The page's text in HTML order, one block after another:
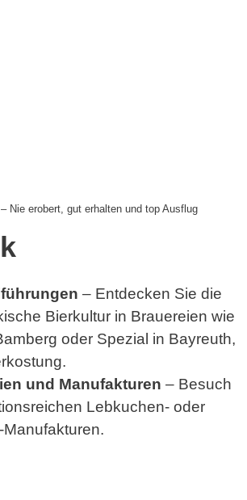
Nie erobert, gut erhalten und top Ausflug
– Entdecken Sie die
Bierkultur in Brauereien wie
oder Spezial in Bayreuth,
und Manufakturen – Besuch
Lebkuchen- oder